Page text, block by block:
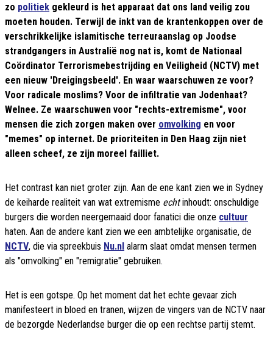
zo politiek gekleurd is het apparaat dat ons land veilig zou
moeten houden. Terwijl de inkt van de krantenkoppen over de
verschrikkelijke islamitische terreuraanslag op Joodse
strandgangers in Australië nog nat is, komt de Nationaal
Coördinator Terrorismebestrijding en Veiligheid (NCTV) met
een nieuw 'Dreigingsbeeld'. En waar waarschuwen ze voor?
Voor radicale moslims? Voor de infiltratie van Jodenhaat?
Welnee. Ze waarschuwen voor "rechts-extremisme", voor
mensen die zich zorgen maken over omvolking en voor
"memes" op internet. De prioriteiten in Den Haag zijn niet
alleen scheef, ze zijn moreel failliet.
Het contrast kan niet groter zijn. Aan de ene kant zien we in Sydney
de keiharde realiteit van wat extremisme echtinhoudt: onschuldige
burgers die worden neergemaaid door fanatici die onze cultuur
haten. Aan de andere kant zien we een ambtelijke organisatie, de
NCTV, die via spreekbuis Nu.nl alarm slaat omdat mensen termen
als "omvolking" en "remigratie" gebruiken.
Het is een gotspe. Op het moment dat het echte gevaar zich
manifesteert in bloed en tranen, wijzen de vingers van de NCTV naar
de bezorgde Nederlandse burger die op een rechtse partij stemt.